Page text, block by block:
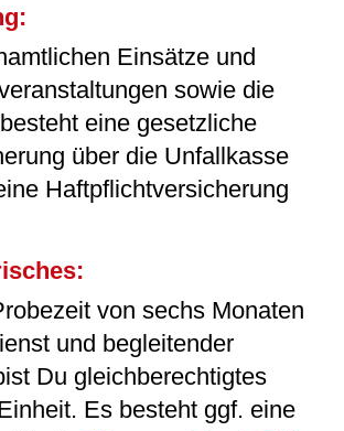
Einsätze und
sowie die
eine gesetzliche
über die Unfallkasse
Haftpflichtversicherung
von sechs Monaten
und begleitender
Du gleichberechtigtes
Es besteht ggf. eine